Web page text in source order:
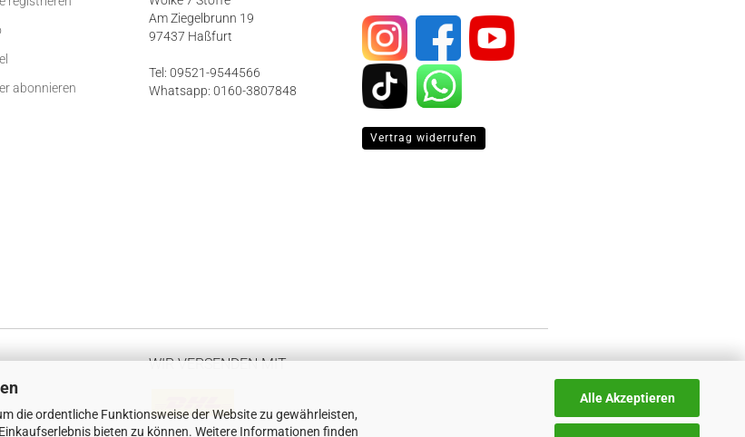
die ordentliche Funktionsweise der Website zu gewährleisten,
bieten zu können. Weitere Informationen finden
Alle Akzeptieren
abonnieren
Am Ziegelbrunn 19
97437 Haßfurt
Tel: 09521-9544566
Whatsapp: 0160-3807848
Vertrag widerrufen
WIR VERSENDEN MIT